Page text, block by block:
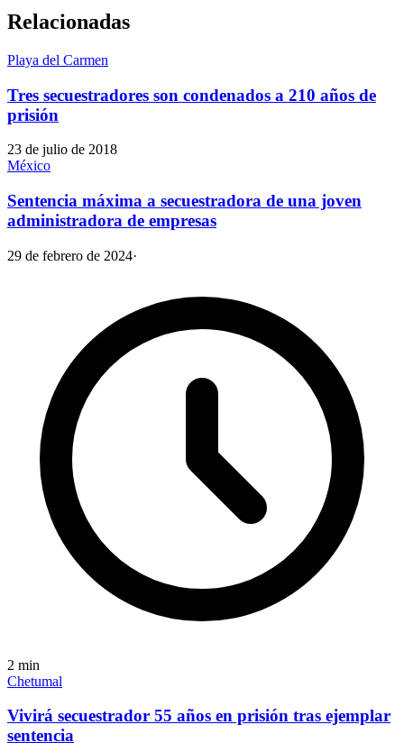
Relacionadas
Playa del Carmen
Tres secuestradores son condenados a 210 años de
prisión
23 de julio de 2018
México
Sentencia máxima a secuestradora de una joven
administradora de empresas
29 de febrero de 2024·
2 min
Chetumal
Vivirá secuestrador 55 años en prisión tras ejemplar
sentencia